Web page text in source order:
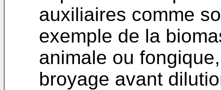
auxiliaires comme
exemple de la
animale ou
broyage avant